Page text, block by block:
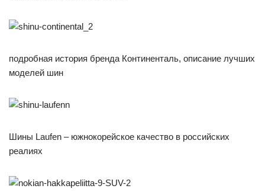
подробная история бренда Континенталь, описание лучших
моделей шин
Шины Laufen – южнокорейское качество в российских
реалиях